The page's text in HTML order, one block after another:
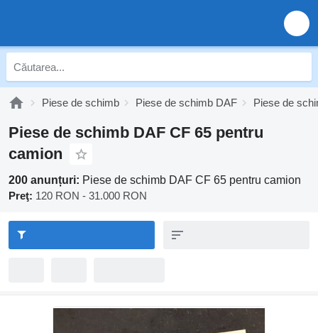
Piese de schimb Piese de schimb DAF Piese de
Piese de schimb DAF CF 65 pentru
camion
200 anunțuri: Piese de schimb DAF CF 65 pentru camion
Preţ: 120 RON - 31.000 RON